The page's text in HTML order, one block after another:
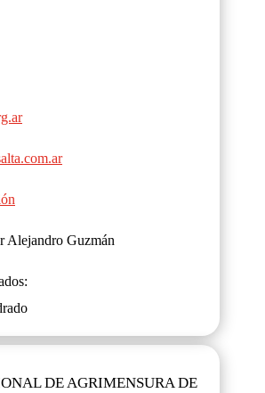
Alejandro Guzmán
DE AGRIMENSURA DE